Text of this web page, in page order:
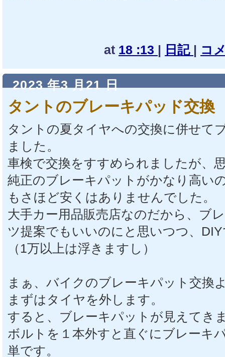
at 18 :13 | 日記 | コ
2023 年3 月21 日
タントのブレーキパッド交換
タントの夏タイヤへの交換に併せて
ました。
車検で交換をすすめられましたが、
純正のブレーキパットがかなり高い
もさほど安くはありませんでした。
大手カー用品販売店なのだから、ブ
ツ提案でもいいのにと思いつつ、
（1万以上は浮きますし）
まぁ、バイクのブレーキパット交換
まずはタイヤを外します。
すると、ブレーキパットが見えてき
ボルトを１本外すと直ぐにブレーキ
単です。